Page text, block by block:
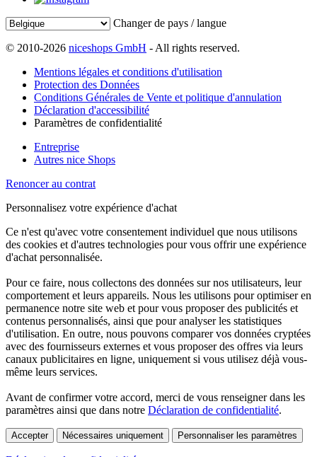
Changer de pays / langue
© 2010-2026 niceshops GmbH - All rights reserved.
Mentions légales et conditions d'utilisation
Protection des Données
Conditions Générales de Vente et politique d'annulation
Déclaration d'accessibilité
Paramètres de confidentialité
Entreprise
Autres nice Shops
Renoncer au contrat
Personnalisez votre expérience d'achat
Ce n'est qu'avec votre consentement individuel que nous utilisons
des cookies et d'autres technologies pour vous offrir une expérience
d'achat personnalisée.
Pour ce faire, nous collectons des données sur nos utilisateurs, leur
comportement et leurs appareils. Nous les utilisons pour optimiser en
permanence notre site web et pour vous proposer des publicités et
contenus personnalisés, ainsi que pour analyser les statistiques
d'utilisation. En outre, nous pouvons comparer vos données cryptées
avec des fournisseurs externes et vous proposer des offres via leurs
canaux publicitaires en ligne, uniquement si vous utilisez déjà vous-
même leurs services.
Avant de confirmer votre accord, merci de vous renseigner dans les
paramètres ainsi que dans notre Déclaration de confidentialité.
Accepter Nécessaires uniquement Personnaliser les paramètres